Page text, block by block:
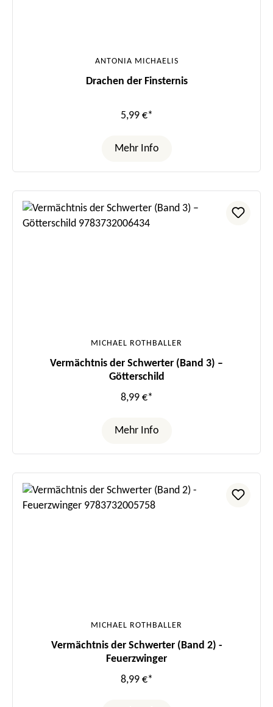
ANTONIA MICHAELIS
Drachen der Finsternis
5,99 €*
Mehr Info
MICHAEL ROTHBALLER
Vermächtnis der Schwerter (Band 3) –
Götterschild
8,99 €*
Mehr Info
MICHAEL ROTHBALLER
Vermächtnis der Schwerter (Band 2) -
Feuerzwinger
8,99 €*